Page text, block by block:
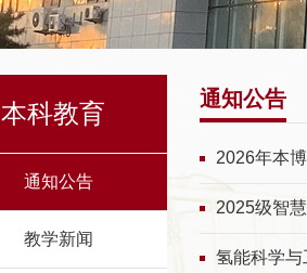
本科教育
通知公告
教学新闻
通知公告
2026年本
2025级智
氢能科学与